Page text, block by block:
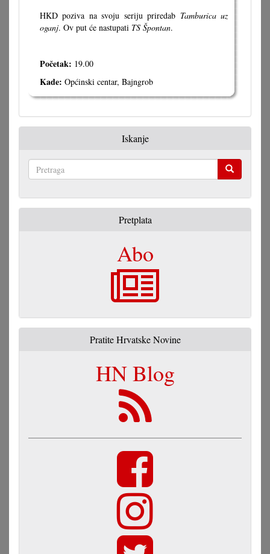
HKD poziva na svoju seriju priredab Tamburica uz
oganj. Ov put će nastupati TS Špontan.
Početak: 19.00
Kade: Općinski centar, Bajngrob
Iskanje
Pretplata
Abo
Pratite Hrvatske Novine
HN Blog